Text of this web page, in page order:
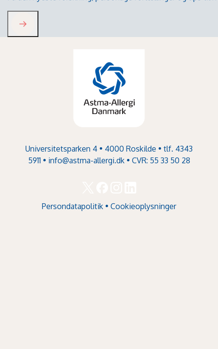
Universitetsparken 4 • 4000 Roskilde • tlf. 4343
5911 • info@astma-allergi.dk• CVR: 55 33 50 28
Persondatapolitik • Cookieoplysninger